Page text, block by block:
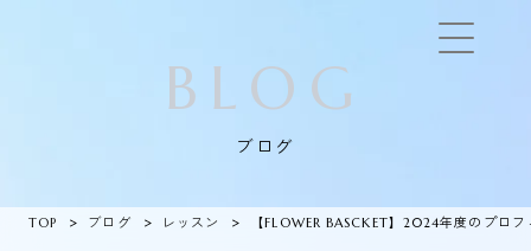
BLOG
ブログ
TOP ブログ レッスン 【FLOWER BASCKET】2024年度のプロ